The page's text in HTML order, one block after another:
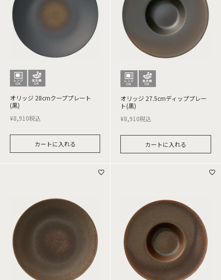
オリッジ 28cmクーププレート
(黒)
¥8,910税込
カートに入れる
オリッジ 27.5cmディッププレー
ト(黒)
¥8,910税込
カートに入れる